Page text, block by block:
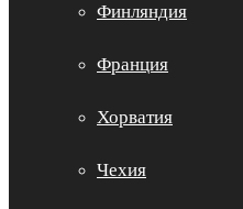
Финляндия
Франция
Хорватия
Чехия